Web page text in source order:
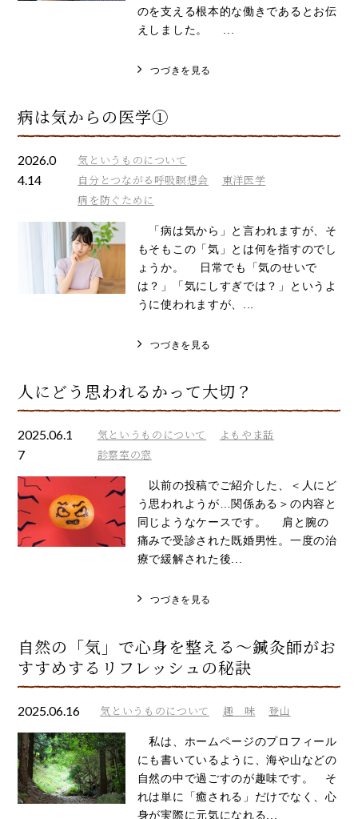
のを支える根本的な働きであるとお伝
えしました。 ...
つづきを見る
病は気からの医学①
2026.0
4.14
気というものについて
自分とつながる呼吸瞑想会
東洋医学
病を防ぐために
「病は気から」と言われますが、そ
もそもこの「気」とは何を指すのでし
ょうか。 日常でも「気のせいで
は？」「気にしすぎでは？」というよ
うに使われますが、...
つづきを見る
人にどう思われるかって大切？
2025.06.1
7
気というものについて
よもやま話
診察室の窓
以前の投稿でご紹介した、＜人にど
う思われようが…関係ある＞の内容と
同じようなケースです。 肩と腕の
痛みで受診された既婚男性。一度の治
療で緩解された後...
つづきを見る
自然の「気」で心身を整える～鍼灸師がお
すすめするリフレッシュの秘訣
2025.06.16 気というものについて 趣 味 登山
私は、ホームページのプロフィール
にも書いているように、海や山などの
自然の中で過ごすのが趣味です。 そ
れは単に「癒される」だけでなく、心
身が実際に元気になれる...